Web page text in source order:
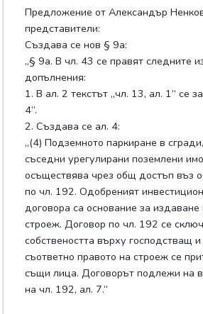
Предложение от Александър
представители:
Създава се нов § 9а:
„§ 9а. В чл. 43 се правят следните
допълнения:
1. В ал. 2 текстът „чл. 13, ал. 1“ се
4“.
2. Създава се ал. 4:
„(4) Подземното паркиране в
съседни урегулирани поземлени
осъществява чрез общ достъп въз
по чл. 192. Одобреният
договора са основание за
строеж. Договор по чл. 192 се
собствеността върху господстващ
съответно правото на строеж се
същи лица. Договорът подлежи на
на чл. 192, ал. 7.“